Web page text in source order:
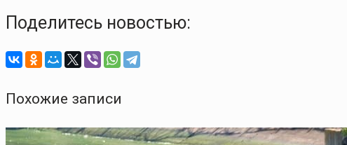
Поделитесь новостью:
Похожие записи